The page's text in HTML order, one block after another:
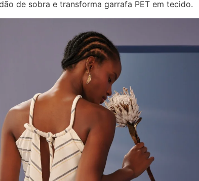
de sobra e transforma garrafa PET em tecido.